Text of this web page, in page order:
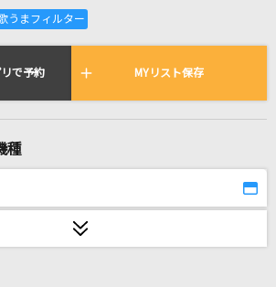
イムで歌われている曲の一覧
で予約 MYリスト保存
種